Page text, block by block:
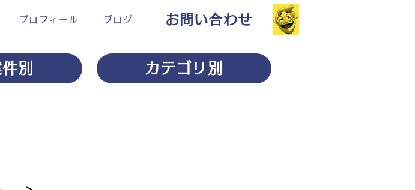
プロフィール ブログ お問い合わせ
別 カテゴリ別